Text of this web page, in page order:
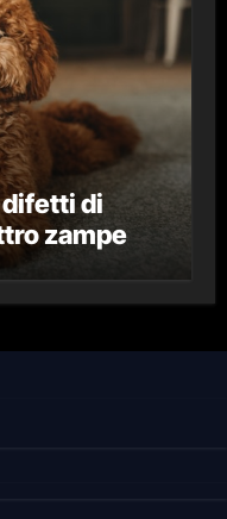
di
zampe